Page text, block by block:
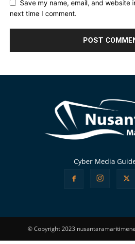
Save my name, email, and website
next time I comment.
Cyber Media
© Copyright 2023